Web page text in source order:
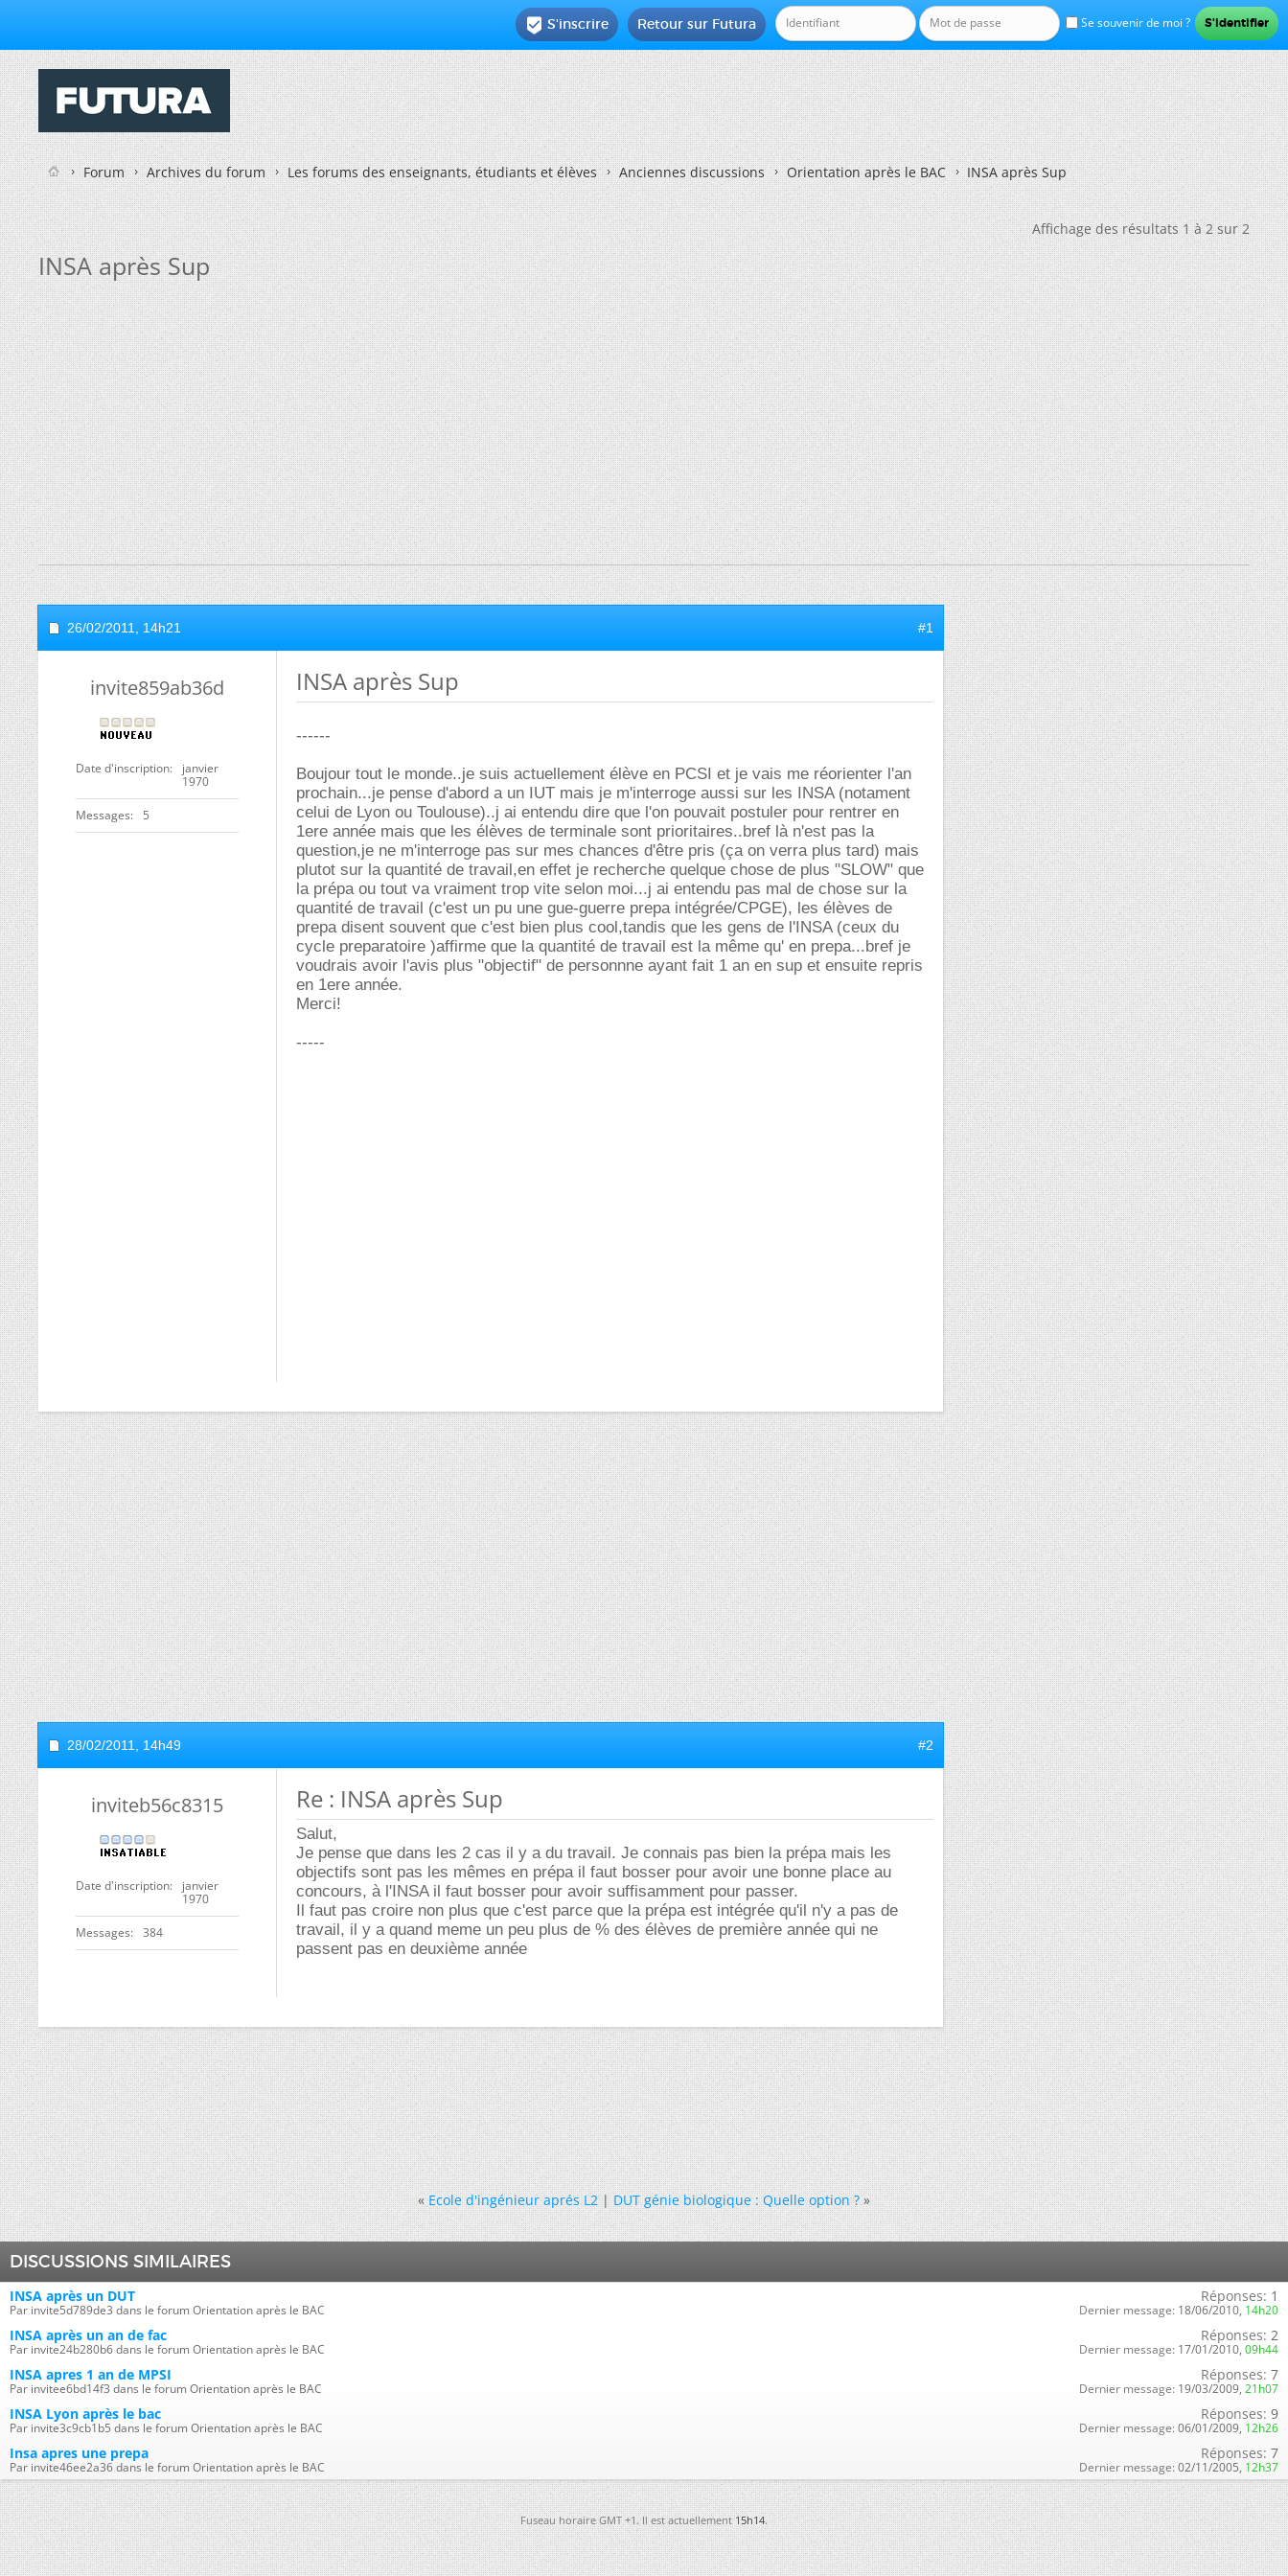
Se souvenir de moi ?
Retour sur Futura
 S'inscrire
Forum Archives du forum Les forums des enseignants, étudiants et élèves Anciennes discussions Orientation après le BAC INSA après Sup
Affichage des résultats 1 à 2 sur 2
INSA après Sup
26/02/2011, 14h21 #1
invite859ab36d
Date d'inscription
janvier
1970
Messages 5
INSA après Sup
------
Boujour tout le monde..je suis actuellement élève en PCSI et je vais me réorienter l'an
prochain...je pense d'abord a un IUT mais je m'interroge aussi sur les INSA (notament
celui de Lyon ou Toulouse)..j ai entendu dire que l'on pouvait postuler pour rentrer en
1ere année mais que les élèves de terminale sont prioritaires..bref là n'est pas la
question,je ne m'interroge pas sur mes chances d'être pris (ça on verra plus tard) mais
plutot sur la quantité de travail,en effet je recherche quelque chose de plus "SLOW" que
la prépa ou tout va vraiment trop vite selon moi...j ai entendu pas mal de chose sur la
quantité de travail (c'est un pu une gue-guerre prepa intégrée/CPGE), les élèves de
prepa disent souvent que c'est bien plus cool,tandis que les gens de l'INSA (ceux du
cycle preparatoire )affirme que la quantité de travail est la même qu' en prepa...bref je
voudrais avoir l'avis plus "objectif" de personnne ayant fait 1 an en sup et ensuite repris
en 1ere année.
Merci!
-----
28/02/2011, 14h49 #2
inviteb56c8315
Date d'inscription
janvier
1970
Messages 384
Re : INSA après Sup
Salut,
Je pense que dans les 2 cas il y a du travail. Je connais pas bien la prépa mais les
objectifs sont pas les mêmes en prépa il faut bosser pour avoir une bonne place au
concours, à l'INSA il faut bosser pour avoir suffisamment pour passer.
Il faut pas croire non plus que c'est parce que la prépa est intégrée qu'il n'y a pas de
travail, il y a quand meme un peu plus de % des élèves de première année qui ne
passent pas en deuxième année
« Ecole d'ingénieur aprés L2|DUT génie biologique : Quelle option ? »
DISCUSSIONS SIMILAIRES
INSA après un DUT
Par invite5d789de3 dans le forum Orientation après le BAC
Réponses: 1
Dernier message: 18/06/2010, 14h20
INSA après un an de fac
Par invite24b280b6 dans le forum Orientation après le BAC
Réponses: 2
Dernier message: 17/01/2010, 09h44
INSA apres 1 an de MPSI
Par invitee6bd14f3 dans le forum Orientation après le BAC
Réponses: 7
Dernier message: 19/03/2009, 21h07
INSA Lyon après le bac
Par invite3c9cb1b5 dans le forum Orientation après le BAC
Réponses: 9
Dernier message: 06/01/2009, 12h26
Insa apres une prepa
Par invite46ee2a36 dans le forum Orientation après le BAC
Réponses: 7
Dernier message: 02/11/2005, 12h37
Fuseau horaire GMT +1. Il est actuellement15h14.